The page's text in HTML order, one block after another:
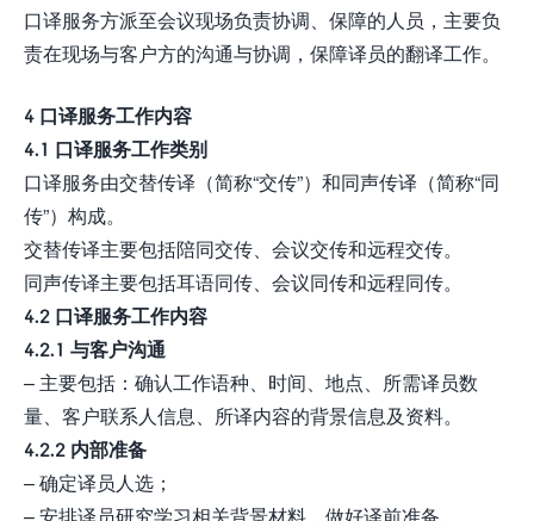
口译服务方派至会议现场负责协调、保障的人员，主要负
责在现场与客户方的沟通与协调，保障译员的翻译工作。
4 口译服务工作内容
4.1 口译服务工作类别
口译服务由交替传译（简称“交传”）和同声传译（简称“同
传”）构成。
交替传译主要包括陪同交传、会议交传和远程交传。
同声传译主要包括耳语同传、会议同传和远程同传。
4.2 口译服务工作内容
4.2.1 与客户沟通
– 主要包括：确认工作语种、时间、地点、所需译员数
量、客户联系人信息、所译内容的背景信息及资料。
4.2.2 内部准备
– 确定译员人选；
– 安排译员研究学习相关背景材料，做好译前准备。